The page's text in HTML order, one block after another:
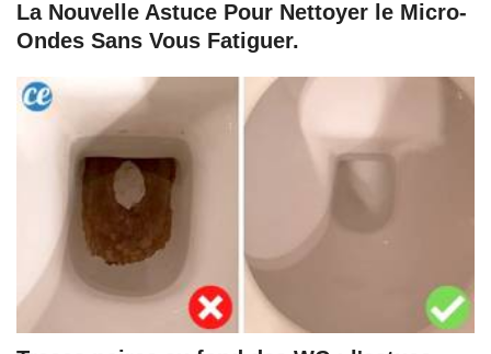
La Nouvelle Astuce Pour Nettoyer le Micro-
Ondes Sans Vous Fatiguer.